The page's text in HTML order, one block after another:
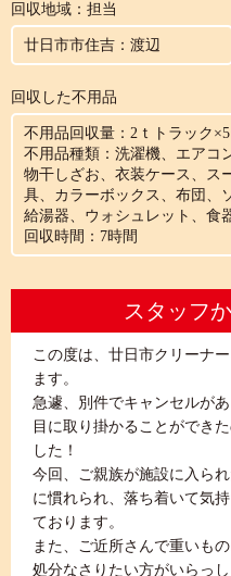
回収地域：担当
廿日市市住吉：渡辺
回収した不用品
不用品回収量：2ｔトラック×5
不用品種類：洗濯機、エアコ
物干しざお、衣装ケース、ス
具、カラーボックス、布団、
給湯器、ウォシュレット、食
回収時間：7時間
スタッフ
この度は、廿日市クリーナ
ます。
急遽、別件でキャンセルが
目に取り掛かることができ
した！
今回、ご親族が施設に入ら
に慣れられ、落ち着いて気
ております。
また、ご近所さんで重いも
処分なさりたい方がいらっ